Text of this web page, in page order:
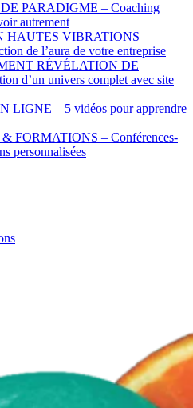
PARADIGME – Coaching
autrement
HAUTES VIBRATIONS –
de l’aura de votre entreprise
RÉVÉLATION DE
d’un univers complet avec site
LIGNE – 5 vidéos pour apprendre
FORMATIONS – Conférences-
personnalisées